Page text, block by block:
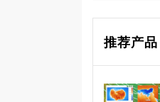
推荐产品